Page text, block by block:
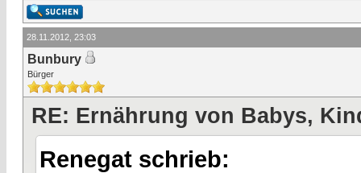
28.11.2012, 23:03
Bunbury
Bürger
RE: Ernährung von Babys,
Renegat schrieb: